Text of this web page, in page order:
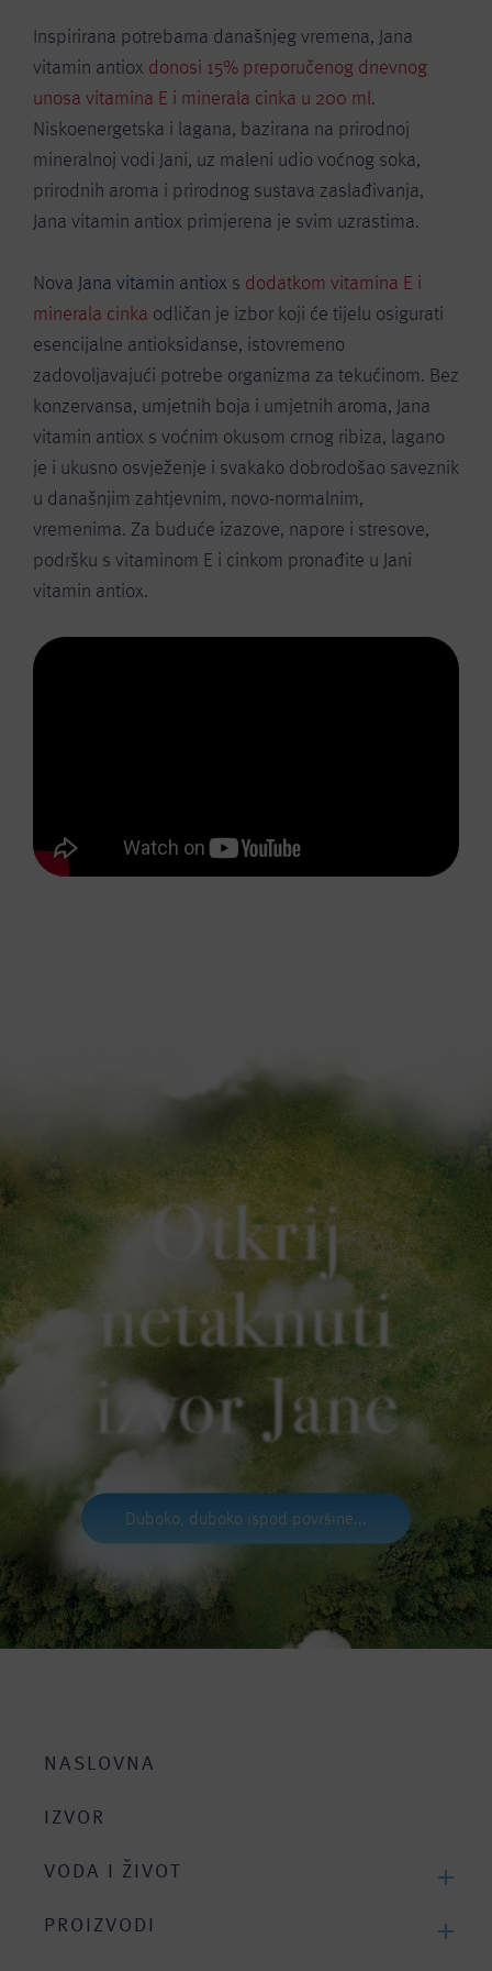
Inspirirana potrebama današnjeg vremena, Jana
vitamin antiox donosi 15% preporučenog dnevnog
unosa vitamina E i minerala cinka u 200 ml.
Niskoenergetska i lagana, bazirana na prirodnoj
mineralnoj vodi Jani, uz maleni udio voćnog soka,
prirodnih aroma i prirodnog sustava zaslađivanja,
Jana vitamin antiox primjerena je svim uzrastima.
Nova Jana vitamin antiox s dodatkom vitamina E i
minerala cinka odličan je izbor koji će tijelu osigurati
esencijalne antioksidanse, istovremeno
zadovoljavajući potrebe organizma za tekućinom. Bez
konzervansa, umjetnih boja i umjetnih aroma, Jana
vitamin antiox s voćnim okusom crnog ribiza, lagano
je i ukusno osvježenje i svakako dobrodošao saveznik
u današnjim zahtjevnim, novo-normalnim,
vremenima. Za buduće izazove, napore i stresove,
podršku s vitaminom E i cinkom pronađite u Jani
vitamin antiox.
Otkrij
netaknuti
izvor Jane
Duboko, duboko ispod površine...
NASLOVNA
IZVOR
VODA I ŽIVOT
Tijelo se sastoji od vode
PROIZVODI